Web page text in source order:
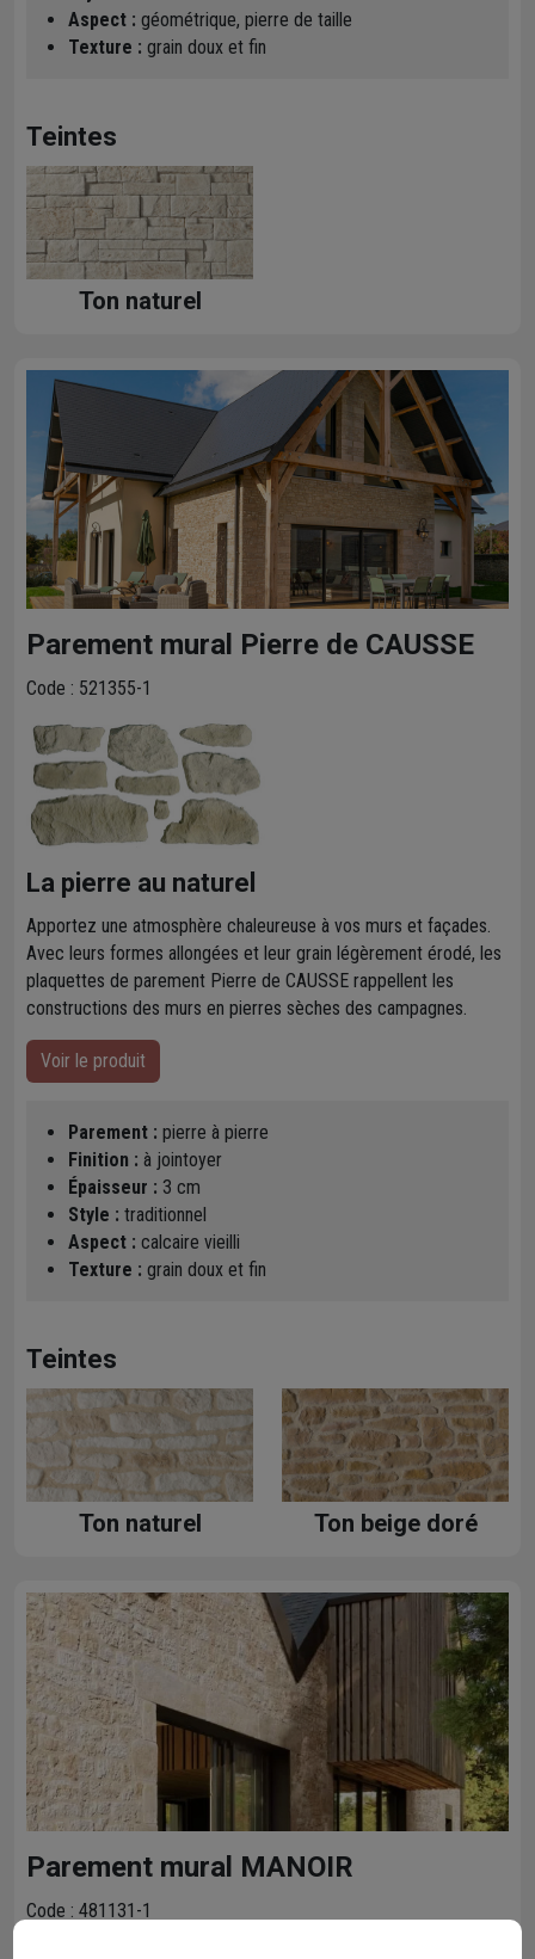
Aspect : géométrique, pierre de taille
Texture : grain doux et fin
Teintes
Ton naturel
Parement mural Pierre de CAUSSE
Code : 521355-1
La pierre au naturel
Apportez une atmosphère chaleureuse à vos murs et façades.
Avec leurs formes allongées et leur grain légèrement érodé, les
plaquettes de parement Pierre de CAUSSE rappellent les
constructions des murs en pierres sèches des campagnes.
Voir le produit
Parement : pierre à pierre
Finition : à jointoyer
Épaisseur : 3 cm
Style : traditionnel
Aspect : calcaire vieilli
Texture : grain doux et fin
Teintes
Ton naturel Ton beige doré
Parement mural MANOIR
Code : 481131-1